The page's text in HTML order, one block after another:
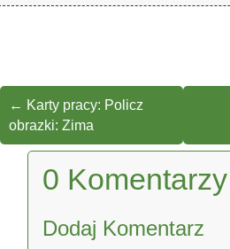
← Karty pracy: Policz
obrazki: Zima
0 Komentarzy
Dodaj Komentarz